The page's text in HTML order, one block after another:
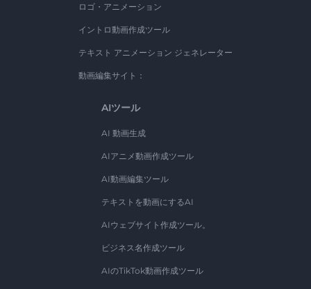
ロゴ・アニメーション
イントロ動画作成ツール
テキスト アニメーション ジェネレーター
動画編集サイト：
AIツール
AI 動画生成
AIアニメ動画作成ツール
AI動画編集ツール
テキストを動画にするAI
AIウェブサイト作成ツール。
ビジネス名作成ツール
AIのTikTok動画作成ツール